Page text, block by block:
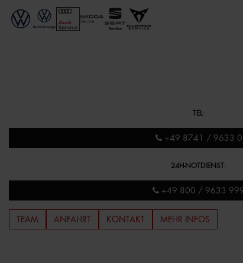
TEL :
+49 8741 / 9633 0
24H-NOTDIENST:
+49 800 / 9633
TEAM ANFAHRT KONTAKT MEHR INFOS